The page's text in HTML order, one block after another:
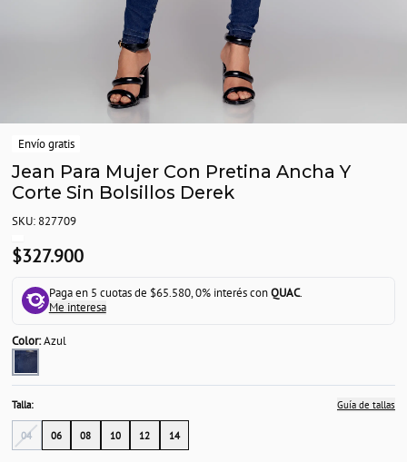
Envío gratis
Jean Para Mujer Con Pretina Ancha Y
Corte Sin Bolsillos Derek
SKU: 827709
$327.900
Paga en 5 cuotas de $65.580, 0% interés conQUAC.
Me interesa
Color:Azul
Talla: Guía de tallas
04 06 08 10 12 14